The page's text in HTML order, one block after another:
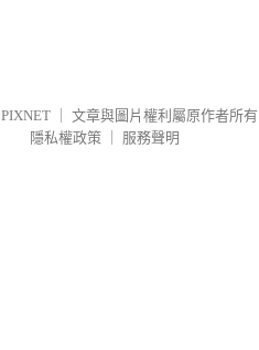
PIXNET
文章與圖片權利屬原作者所有
隱私權政策
服務聲明